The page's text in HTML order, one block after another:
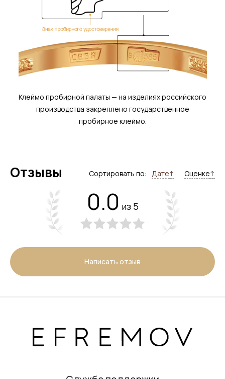
Клеймо пробирной палаты — на изделиях российского
производства закреплено государственное
пробирное клеймо.
Отзывы Сортировать по: Дате↑ Оценке↑
0.0 из 5
Написать отзыв